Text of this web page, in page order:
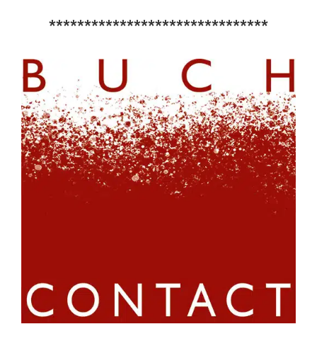
*******************************